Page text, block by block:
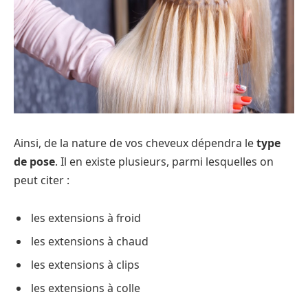
Ainsi, de la nature de vos cheveux dépendra letype
de pose. Il en existe plusieurs, parmi lesquelles on
peut citer :
les extensions à froid
les extensions à chaud
les extensions à clips
les extensions à colle